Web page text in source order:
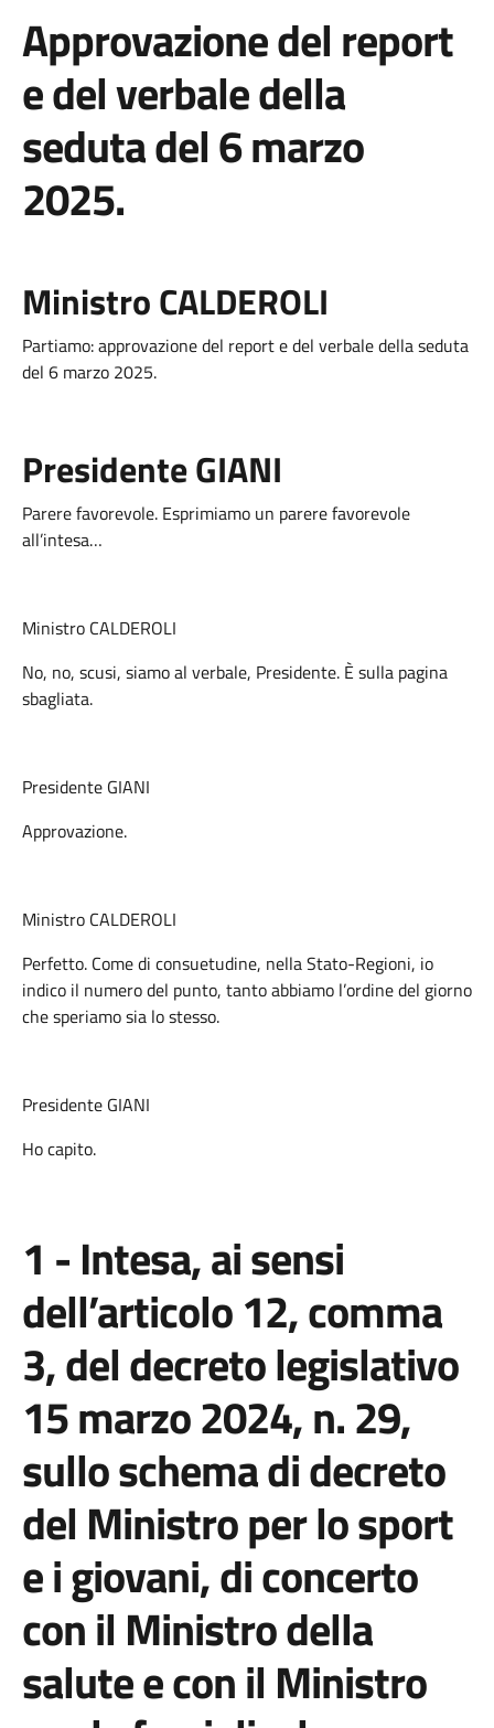
Approvazione del report
e del verbale della
seduta del 6 marzo
2025.
Ministro CALDEROLI
Partiamo: approvazione del report e del verbale della seduta
del 6 marzo 2025.
Presidente GIANI
Parere favorevole. Esprimiamo un parere favorevole
all’intesa…
Ministro CALDEROLI
No, no, scusi, siamo al verbale, Presidente. È sulla pagina
sbagliata.
Presidente GIANI
Approvazione.
Ministro CALDEROLI
Perfetto. Come di consuetudine, nella Stato-Regioni, io
indico il numero del punto, tanto abbiamo l’ordine del giorno
che speriamo sia lo stesso.
Presidente GIANI
Ho capito.
1 - Intesa, ai sensi
dell’articolo 12, comma
3, del decreto legislativo
15 marzo 2024, n. 29,
sullo schema di decreto
del Ministro per lo sport
e i giovani, di concerto
con il Ministro della
salute e con il Ministro